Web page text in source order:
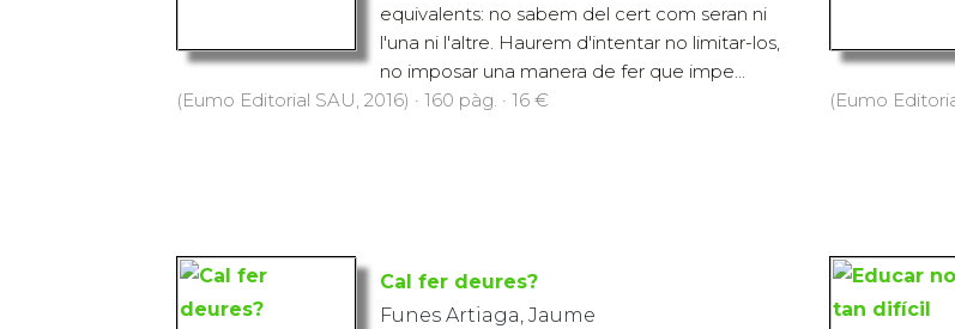
equivalents: no sabem del cert com seran ni
l'una ni l'altre. Haurem d'intentar no limitar-los,
no imposar una manera de fer que impe...
(Eumo Editorial SAU, 2016) · 160 pàg. · 16 €
(Eumo
Cal fer deures?
Funes Artiaga, Jaume